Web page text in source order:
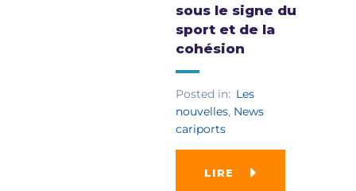
sous le signe du
sport et de la
cohésion
Posted in: Les
nouvelles, News
cariports
LIRE